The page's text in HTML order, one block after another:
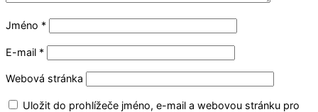
Jméno *
E-mail *
Webová stránka
Uložit do prohlížeče jméno, e-mail a webovou stránku pro